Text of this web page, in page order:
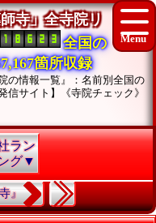
寺」全寺院リ
全国の
箇所収録
の情報一覧』：名前別全国の
信サイト】《寺院チェック》
ラン
グ▼
』